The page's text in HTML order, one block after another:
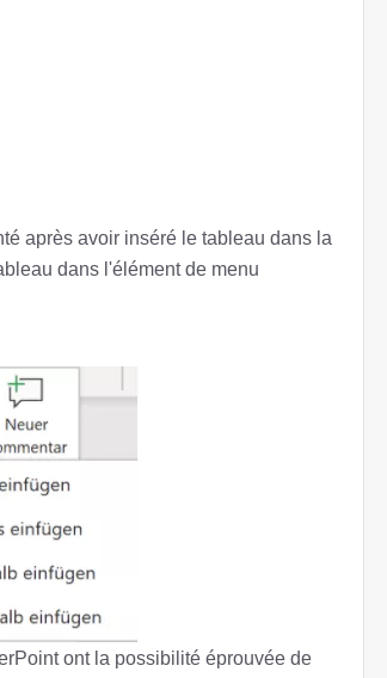
après avoir inséré le tableau dans la
dans l'élément de menu
ont la possibilité éprouvée de